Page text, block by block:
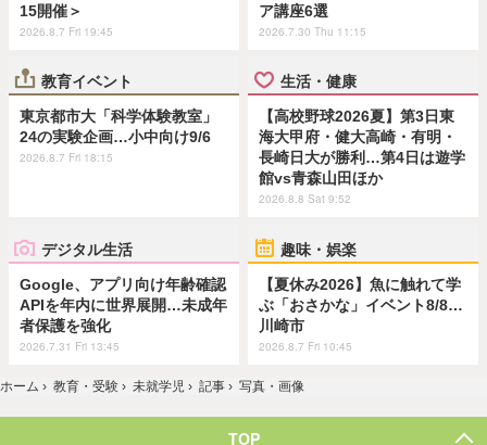
15開催＞
2026.8.7 Fri 19:45
ア講座6選
2026.7.30 Thu 11:15
教育イベント
東京都市大「科学体験教室」
24の実験企画…小中向け9/6
2026.8.7 Fri 18:15
生活・健康
【高校野球2026夏】第3日東
海大甲府・健大高崎・有明・
長崎日大が勝利…第4日は遊学
館vs青森山田ほか
2026.8.8 Sat 9:52
デジタル生活
Google、アプリ向け年齢確認
APIを年内に世界展開…未成年
者保護を強化
2026.7.31 Fri 13:45
趣味・娯楽
【夏休み2026】魚に触れて学
ぶ「おさかな」イベント8/8…
川崎市
2026.8.7 Fri 10:45
ホーム › 教育・受験 › 未就学児 › 記事 › 写真・画像
TOP